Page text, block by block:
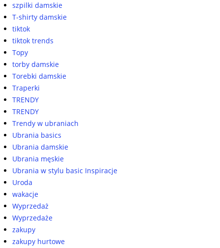
szpilki damskie
T-shirty damskie
tiktok
tiktok trends
Topy
torby damskie
Torebki damskie
Traperki
TRENDY
TRENDY
Trendy w ubraniach
Ubrania basics
Ubrania damskie
Ubrania męskie
Ubrania w stylu basic Inspiracje
Uroda
wakacje
Wyprzedaż
Wyprzedaże
zakupy
zakupy hurtowe